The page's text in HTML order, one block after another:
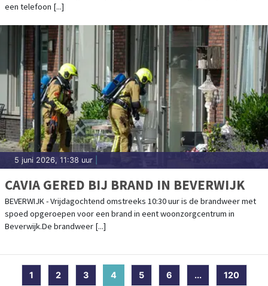
een telefoon [...]
5 juni 2026, 11:38 uur
CAVIA GERED BIJ BRAND IN BEVERWIJK
BEVERWIJK - Vrijdagochtend omstreeks 10:30 uur is de brandweer met
spoed opgeroepen voor een brand in eent woonzorgcentrum in
Beverwijk.De brandweer [...]
1 2 3 4 (current)
5 6 ... 120